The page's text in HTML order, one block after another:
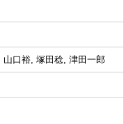
口裕, 塚田稔, 津田一郎